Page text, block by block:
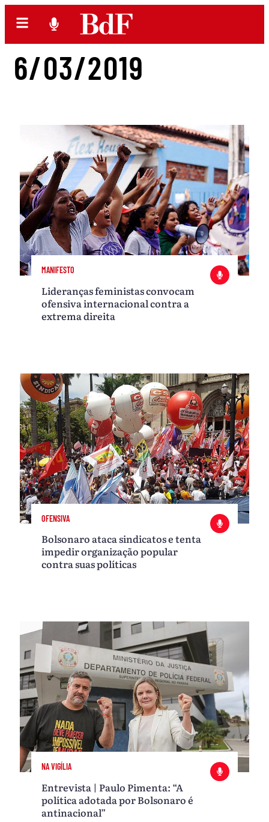
6/03/2019
MANIFESTO
Lideranças feministas convocam
ofensiva internacional contra a
extrema direita
OFENSIVA
Bolsonaro ataca sindicatos e tenta
impedir organização popular
contra suas políticas
NA VIGÍLIA
Entrevista | Paulo Pimenta: “A
política adotada por Bolsonaro é
antinacional”